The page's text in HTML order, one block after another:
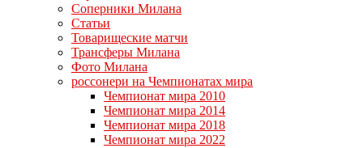
Соперники Милана
Статьи
Товарищеские матчи
Трансферы Милана
Фото Милана
россонери на Чемпионатах мира
Чемпионат мира 2010
Чемпионат мира 2014
Чемпионат мира 2018
Чемпионат мира 2022